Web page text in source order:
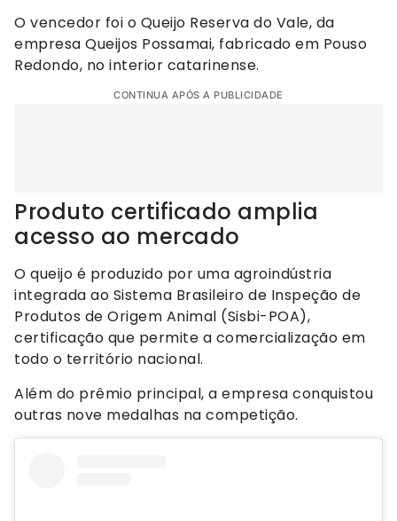
O vencedor foi o Queijo Reserva do Vale, da
empresa Queijos Possamai, fabricado em Pouso
Redondo, no interior catarinense.
CONTINUA APÓS A PUBLICIDADE
Produto certificado amplia
acesso ao mercado
O queijo é produzido por uma agroindústria
integrada ao Sistema Brasileiro de Inspeção de
Produtos de Origem Animal (Sisbi-POA),
certificação que permite a comercialização em
todo o território nacional.
Além do prêmio principal, a empresa conquistou
outras nove medalhas na competição.